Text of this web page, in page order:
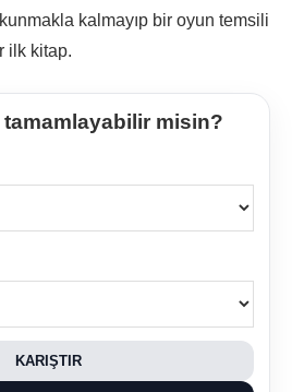
kalmayıp bir oyun temsili
ilk kitap.
misin?
KARIŞTIR